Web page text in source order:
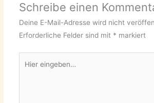
Schreibe einen
Deine E-Mail-Adresse wird nicht
Erforderliche Felder sind mit * markiert
eingeben…